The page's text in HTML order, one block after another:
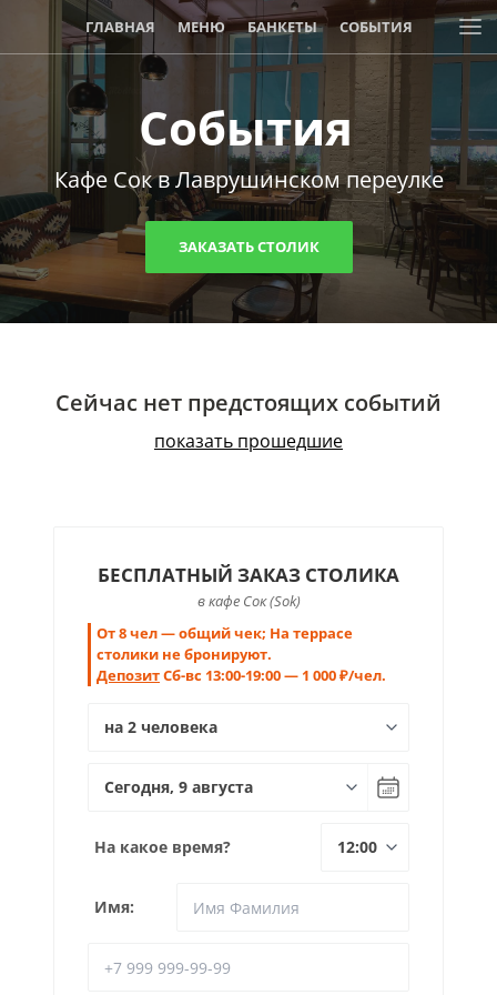
ГЛАВНАЯ МЕНЮ БАНКЕТЫ СОБЫТИЯ
АКЦИИ И СКИДКИ
События
Кафе Сок в Лаврушинском переулке
ЗАКАЗАТЬ СТОЛИК
Сейчас нет предстоящих событий
показать прошедшие
БЕСПЛАТНЫЙ ЗАКАЗ СТОЛИКА
в кафе Сок (Sok)
От 8 чел — общий чек; На террасе
столики не бронируют.
ДепозитСб-вс 13:00-19:00 — 1 000 ₽/чел.
На какое время?
Имя: